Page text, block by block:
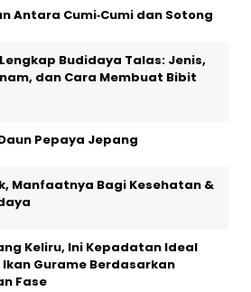
Antara Cumi‑Cumi dan Sotong
Budidaya Talas: Jenis,
dan Cara Membuat Bibit
Pepaya Jepang
Manfaatnya Bagi Kesehatan &
Keliru, Ini Kepadatan Ideal
Gurame Berdasarkan
Fase